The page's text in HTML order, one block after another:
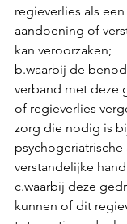
regieverlies als
aandoening of
kan veroorzaken;
b.waarbij de
verband met deze
of regieverlies
zorg die nodig is
verstandelijke
c.waarbij deze
kunnen of dit